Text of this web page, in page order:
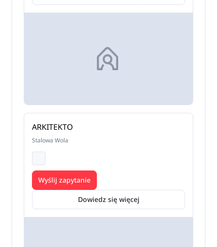
ARKITEKTO
Stalowa Wola
Dowiedz się więcej
Wyślij zapytanie